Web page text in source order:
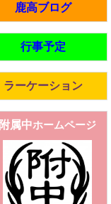
鹿高ブログ
行事予定
ラーケーション
附属中ホームページ